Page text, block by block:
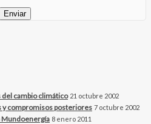
del cambio climático 21 octubre 2002
y compromisos posteriores 7 octubre 2002
Mundoenergía 8 enero 2011